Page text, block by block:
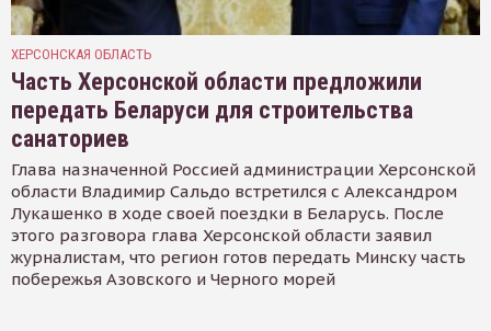
ХЕРСОНСКАЯ ОБЛАСТЬ
Часть Херсонской области предложили
передать Беларуси для строительства
санаториев
Глава назначенной Россией администрации Херсонской
области Владимир Сальдо встретился с Александром
Лукашенко в ходе своей поездки в Беларусь. После
этого разговора глава Херсонской области заявил
журналистам, что регион готов передать Минску часть
побережья Азовского и Черного морей